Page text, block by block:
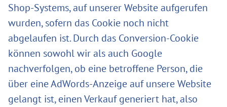
Shop-Systems, auf unserer Website aufgerufen
wurden, sofern das Cookie noch nicht
abgelaufen ist. Durch das Conversion-Cookie
können sowohl wir als auch Google
nachverfolgen, ob eine betroffene Person, die
über eine AdWords-Anzeige auf unsere Website
gelangt ist, einen Verkauf generiert hat, also